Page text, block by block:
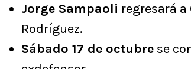
Jorge Sampaoli regresará
Rodríguez.
Sábado 17 de octubre se